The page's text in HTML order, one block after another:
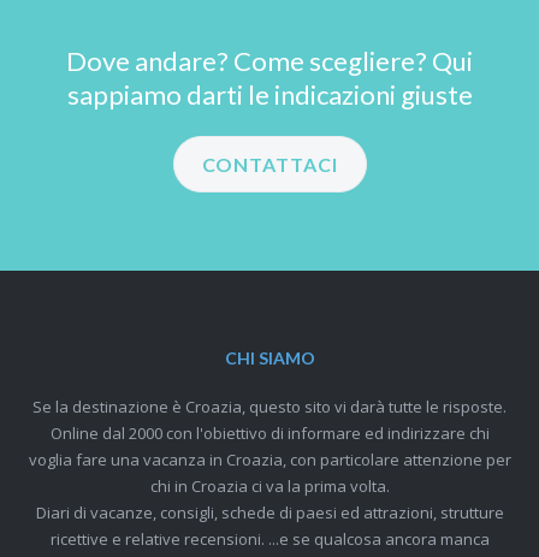
Dove andare? Come scegliere? Qui
sappiamo darti le indicazioni giuste
CONTATTACI
CHI SIAMO
Se la destinazione è Croazia, questo sito vi darà tutte le risposte.
Online dal 2000 con l'obiettivo di informare ed indirizzare chi
voglia fare una vacanza in Croazia, con particolare attenzione per
chi in Croazia ci va la prima volta.
Diari di vacanze, consigli, schede di paesi ed attrazioni, strutture
ricettive e relative recensioni. ...e se qualcosa ancora manca